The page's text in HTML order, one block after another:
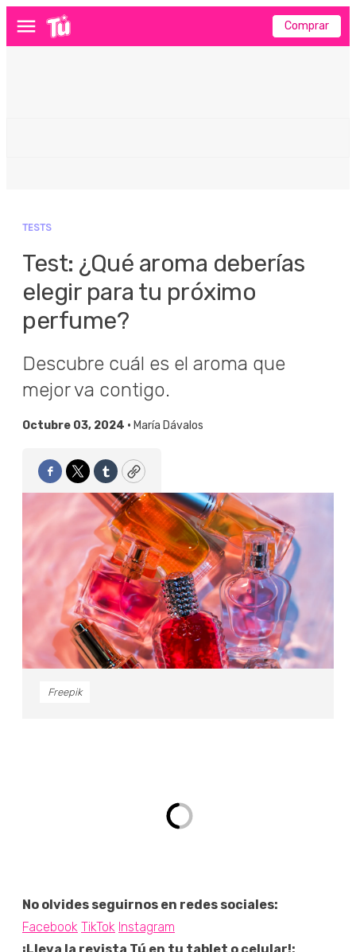
Menú Comprar
TESTS
Test: ¿Qué aroma deberías
elegir para tu próximo
perfume?
Descubre cuál es el aroma que
mejor va contigo.
Octubre 03, 2024 • María Dávalos
Facebook
TwitterTumblrCopy
Freepik
No olvides seguirnos en redes sociales:
Facebook TikTok Instagram
¡Lleva la revista Tú en tu tablet o celular!: